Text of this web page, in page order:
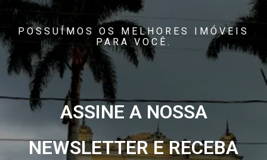
POSSUÍMOS OS MELHORES IMÓVEIS
PARA VOCÊ.
ASSINE A NOSSA
NEWSLETTER E RECEBA